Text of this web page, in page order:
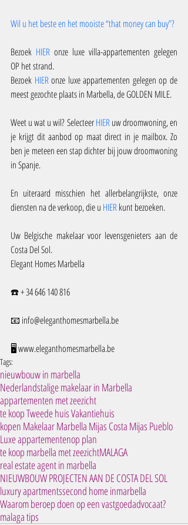
Wil u het beste en het mooiste “that money can buy”?
Bezoek HIER onze luxe villa-appartementen gelegen
OP het strand.
Bezoek HIER onze luxe appartementen gelegen op de
meest gezochte plaats in Marbella, de GOLDEN MILE.
Weet u wat u wil? Selecteer HIER uw droomwoning, en
je krijgt dit aanbod op maat direct in je mailbox. Zo
ben je meteen een stap dichter bij jouw droomwoning
in Spanje.
En uiteraard misschien het allerbelangrijkste, onze
diensten na de verkoop, die u HIER kunt bezoeken.
Uw Belgische makelaar voor levensgenieters aan de
Costa Del Sol.
Elegant Homes Marbella
☎️ + 34 646 140 816
📧 info@eleganthomesmarbella.be
🖥️ www.eleganthomesmarbella.be
Tags:
nieuwbouw in marbella
Nederlandstalige makelaar in Marbella
appartementen met zeezicht
te koop Tweede huis Vakantiehuis
kopen Makelaar Marbella Mijas Costa Mijas Pueblo
Luxe appartementenop plan
te koop marbella met zeezichtMALAGA
real estate agent in marbella
NIEUWBOUW PROJECTEN AAN DE COSTA DEL SOL
luxury apartmentssecond home inmarbella
Waarom beroep doen op een vastgoedadvocaat?
malaga tips